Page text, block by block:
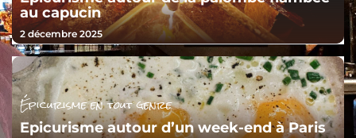
au capucin
2 décembre 2025
Épicurisme en tout genre
Epicurisme autour d’un week-end à Paris